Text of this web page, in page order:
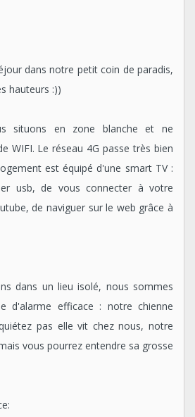
dans notre petit coin de paradis,
hauteurs :))
situons en zone blanche et ne
WIFI. Le réseau 4G passe très bien
est équipé d'une smart TV :
usb, de vous connecter à votre
de naviguer sur le web grâce à
dans un lieu isolé, nous sommes
d'alarme efficace : notre chienne
pas elle vit chez nous, notre
vous pourrez entendre sa grosse